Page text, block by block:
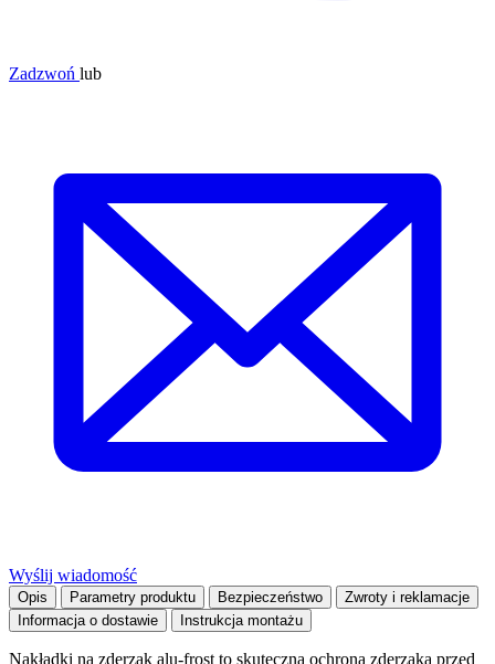
Zadzwoń lub
Wyślij wiadomość
Opis Parametry produktu Bezpieczeństwo
Zwroty i reklamacje
Informacja o dostawie
Instrukcja montażu
Nakładki na zderzak alu-frost to skuteczna ochrona zderzaka przed